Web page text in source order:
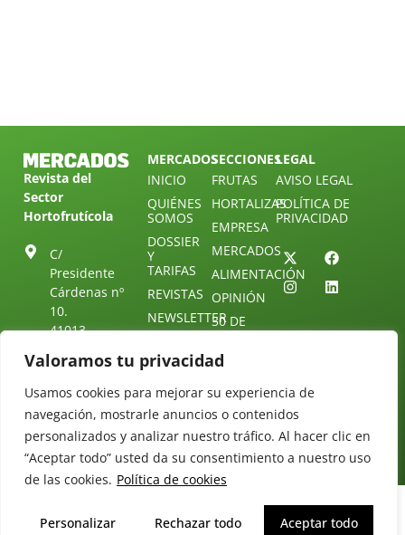
Valoramos tu privacidad
Usamos cookies para mejorar su experiencia de
navegación, mostrarle anuncios o contenidos
personalizados y analizar nuestro tráfico. Al hacer clic en
“Aceptar todo” usted da su consentimiento a nuestro uso
de las cookies. Política de cookies
Personalizar Rechazar todo Aceptar todo
Revista del
Sector
Hortofrutícola
C/
Presidente
Cárdenas nº
10.
41013
ESPAÑA
Tel: (+34) 954
25 88 51
redaccion@revistamercados.com
MERCADOS
INICIO
QUIÉNES
SOMOS
DOSSIER
Y
TARIFAS
REVISTAS
NEWSLETTER
ÚNETE A
TELEGRAM
CONTACTO
SECCIONES
FRUTAS
HORTALIZAS
EMPRESA
MERCADOS
ALIMENTACIÓN
OPINIÓN
30 DE
30
DIRECTORIO
LEGAL
AVISO LEGAL
POLÍTICA DE
PRIVACIDAD